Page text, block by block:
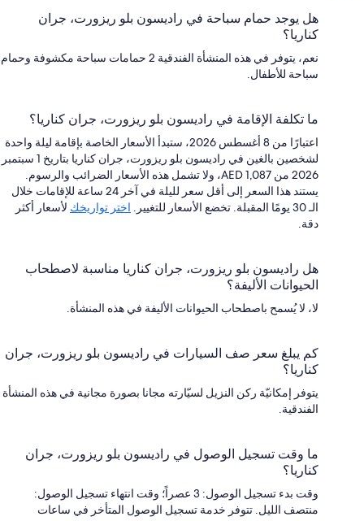
هل يوجد حمام سباحة في راديسون بلو ريزورت، جران
كناريا؟
نعم، يتوفر في هذه المنشأة الفندقية 2 حمامات سباحة مكشوفة وحمام
سباحة للأطفال.
ما تكلفة الإقامة في راديسون بلو ريزورت، جران كناريا؟
اعتبارًا من 8 أغسطس 2026، ستبدأ الأسعار الخاصة بإقامة ليلة واحدة
لشخصين بالغين في راديسون بلو ريزورت، جران كناريا بتاريخ 1 سبتمبر
2026 من AED 1,087، ولا تشمل هذه الأسعار الضرائب والرسوم.
يستند هذا السعر إلى أقل سعر لليلة في آخر 24 ساعة للإقامات خلال
الـ 30 يومًا المقبلة. تخضع الأسعار للتغيير.
اختر تواريخك لأسعار أكثر
دقة.
هل راديسون بلو ريزورت، جران كناريا مناسبة لاصطحاب
الحيوانات الأليفة؟
لا، لا يُسمح باصطحاب الحيوانات الأليفة في هذه المنشأة.
كم يبلغ سعر صف السيارات في راديسون بلو ريزورت، جران
كناريا؟
يتوفر إمكانيّة ركن النزيل لسيّارته مجانا بصورة مجانية في هذه المنشأة
الفندقية.
ما وقت تسجيل الوصول في راديسون بلو ريزورت، جران
كناريا؟
وقت بدء تسجيل الوصول: 3 عصراً؛ وقت انتهاء تسجيل الوصول:
منتصف الليل. تتوفر خدمة تسجيل الوصول المتأخر في ساعات